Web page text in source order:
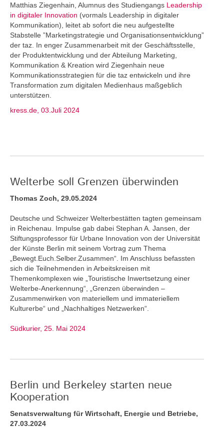
Matthias Ziegenhain, Alumnus des Studiengangs Leadership
in digitaler Innovation (vormals Leadership in digitaler
Kommunikation), leitet ab sofort die neu aufgestellte
Stabstelle ”Marketingstrategie und Organisationsentwicklung”
der taz. In enger Zusammenarbeit mit der Geschäftsstelle,
der Produktentwicklung und der Abteilung Marketing,
Kommunikation & Kreation wird Ziegenhain neue
Kommunikationsstrategien für die taz entwickeln und ihre
Transformation zum digitalen Medienhaus maßgeblich
unterstützen.
kress.de, 03.Juli 2024
Welterbe soll Grenzen überwinden
Thomas Zoch, 29.05.2024
Deutsche und Schweizer Welterbestätten tagten gemeinsam
in Reichenau. Impulse gab dabei Stephan A. Jansen, der
Stiftungsprofessor für Urbane Innovation von der Universität
der Künste Berlin mit seinem Vortrag zum Thema
„Bewegt.Euch.Selber.Zusammen“. Im Anschluss befassten
sich die Teilnehmenden in Arbeitskreisen mit
Themenkomplexen wie „Touristische Inwertsetzung einer
Welterbe-Anerkennung“, „Grenzen überwinden –
Zusammenwirken von materiellem und immateriellem
Kulturerbe“ und „Nachhaltiges Netzwerken“.
Südkurier, 25. Mai 2024
Berlin und Berkeley starten neue
Kooperation
Senatsverwaltung für Wirtschaft, Energie und Betriebe,
27.03.2024